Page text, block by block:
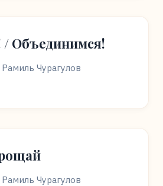
Объединимся!
Чурагулов
Чурагулов